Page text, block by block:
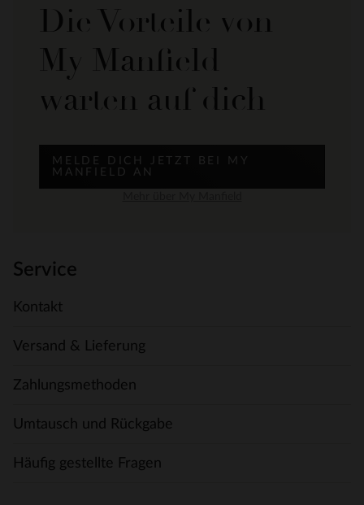
Die Vorteile von
My Manfield
warten auf dich
MELDE DICH JETZT BEI MY
MANFIELD AN
Service
Kontakt
Versand & Lieferung
Zahlungsmethoden
Umtausch und Rückgabe
Häufig gestellte Fragen